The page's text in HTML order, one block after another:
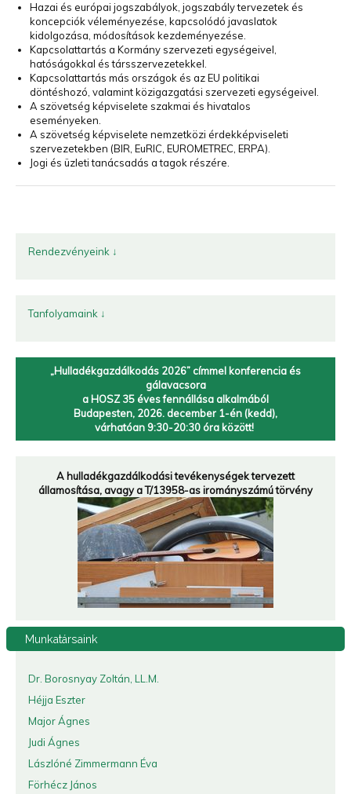
Hazai és európai jogszabályok, jogszabály tervezetek és
koncepciók véleményezése, kapcsolódó javaslatok
kidolgozása, módosítások kezdeményezése.
Kapcsolattartás a Kormány szervezeti egységeivel,
hatóságokkal és társszervezetekkel.
Kapcsolattartás más országok és az EU politikai
döntéshozó, valamint közigazgatási szervezeti egységeivel.
A szövetség képviselete szakmai és hivatalos
eseményeken.
A szövetség képviselete nemzetközi érdekképviseleti
szervezetekben (BIR, EuRIC, EUROMETREC, ERPA).
Jogi és üzleti tanácsadás a tagok részére.
Rendezvényeink ↓
Tanfolyamaink ↓
„Hulladékgazdálkodás 2026” címmel konferencia és
gálavacsora
a HOSZ 35 éves fennállása alkalmából
Budapesten, 2026. december 1-én (kedd),
várhatóan 9:30-20:30 óra között!
A hulladékgazdálkodási tevékenységek tervezett
államosítása, avagy a T/13958-as irományszámú törvény
Munkatársaink
Dr. Borosnyay Zoltán, LL.M.
Héjja Eszter
Major Ágnes
Judi Ágnes
Lászlóné Zimmermann Éva
Förhécz János